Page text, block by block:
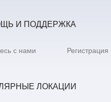
И ПОДДЕРЖКА
с нами Регистрация
ЛОКАЦИИ